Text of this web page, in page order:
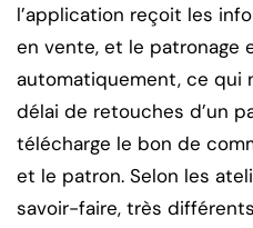
l’application reçoit les
en vente, et le patronage
automatiquement, ce qui
délai de retouches d’un
télécharge le bon de
et le patron. Selon les
savoir-faire, très